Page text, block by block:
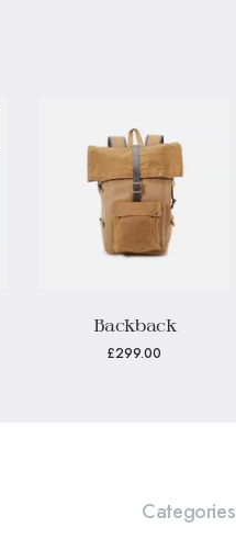
Backback
£299.00
Categories